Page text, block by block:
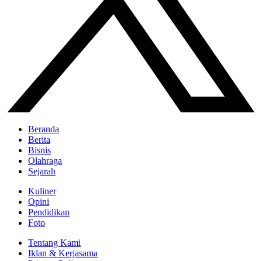
Beranda
Berita
Bisnis
Olahraga
Sejarah
Kuliner
Opini
Pendidikan
Foto
Tentang Kami
Iklan & Kerjasama